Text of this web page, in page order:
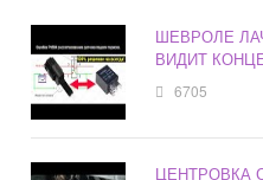
ШЕВРОЛЕ
ВИДИТ
6705
ЦЕНТРОВКА